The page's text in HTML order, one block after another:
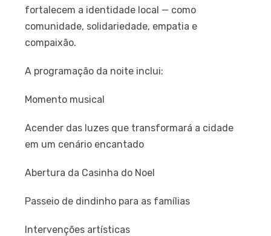
fortalecem a identidade local — como
comunidade, solidariedade, empatia e
compaixão.
A programação da noite inclui:
Momento musical
Acender das luzes que transformará a cidade
em um cenário encantado
Abertura da Casinha do Noel
Passeio de dindinho para as famílias
Intervenções artísticas